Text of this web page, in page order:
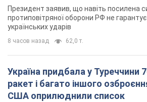
Президент заявив, що навіть посилена
протиповітряної оборони РФ не гарантує
українських ударів
8 часов назад 62,0 т.
Україна придбала у Туреччини
ракет і багато іншого
США оприлюднили список